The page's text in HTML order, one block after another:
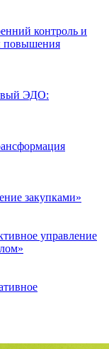
контроль и
повышения
ЭДО:
закупками»
управление